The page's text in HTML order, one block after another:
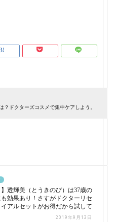
ドクターズコスメで集中ケアしよう。
】透輝美（とうきのび）は37歳の
効果あり！さすがドクターリセ
アルセットがお得だから試して
2019年9月13日